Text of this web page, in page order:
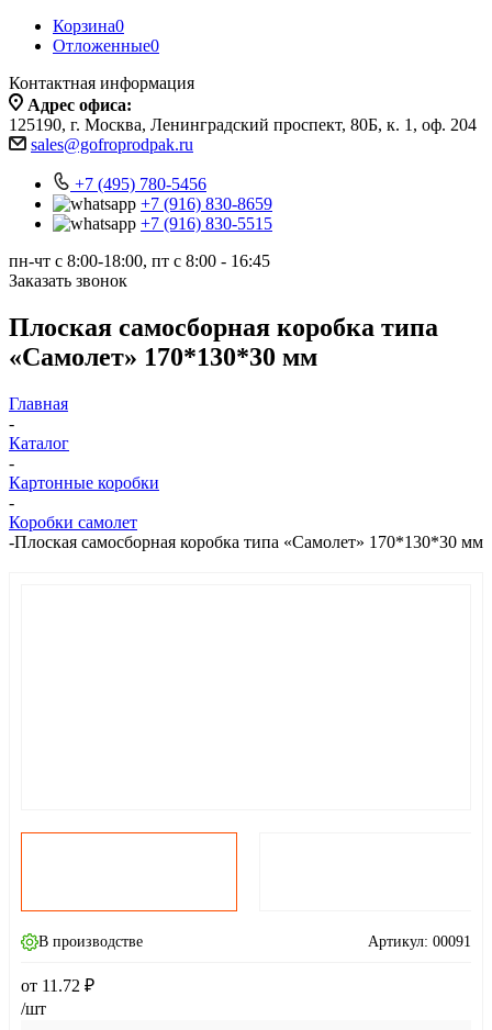
Корзина0
Отложенные0
Контактная информация
Адрес офиса:
125190, г. Москва, Ленинградский проспект, 80Б, к. 1, оф. 204
sales@gofroprodpak.ru
+7 (495) 780-5456
+7 (916) 830-8659
+7 (916) 830-5515
пн-чт c 8:00-18:00, пт с 8:00 - 16:45
Заказать звонок
Плоская самосборная коробка типа
«Самолет» 170*130*30 мм
Главная
-
Каталог
-
Картонные коробки
-
Коробки самолет
-Плоская самосборная коробка типа «Самолет» 170*130*30 мм
В производстве Артикул: 00091
от 11.72 ₽
/шт